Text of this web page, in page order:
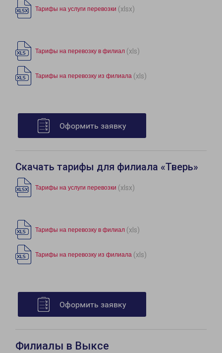
Тарифы на услуги перевозки (xlsx)
Тарифы на перевозку в филиал (xls)
Тарифы на перевозку из филиала (xls)
Оформить заявку
Скачать тарифы для филиала «Тверь»
Тарифы на услуги перевозки (xlsx)
Тарифы на перевозку в филиал (xls)
Тарифы на перевозку из филиала (xls)
Оформить заявку
Филиалы в Выксе